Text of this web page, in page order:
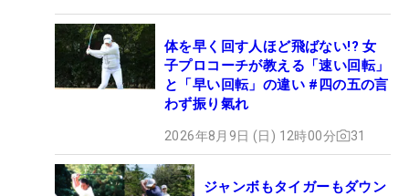
体を早く回す人ほど飛ばない!? 女
子プロコーチが教える「速い回転」
と「早い回転」の違い #四の五の言
わず振り氣れ
2026年8月9日 (日) 12時00分 31
ジャンボもタイガーもダウン